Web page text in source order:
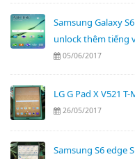
Samsung Galaxy
unlock thêm tiếng
05/06/2017
LG G Pad X V521
26/05/2017
Samsung S6 edge